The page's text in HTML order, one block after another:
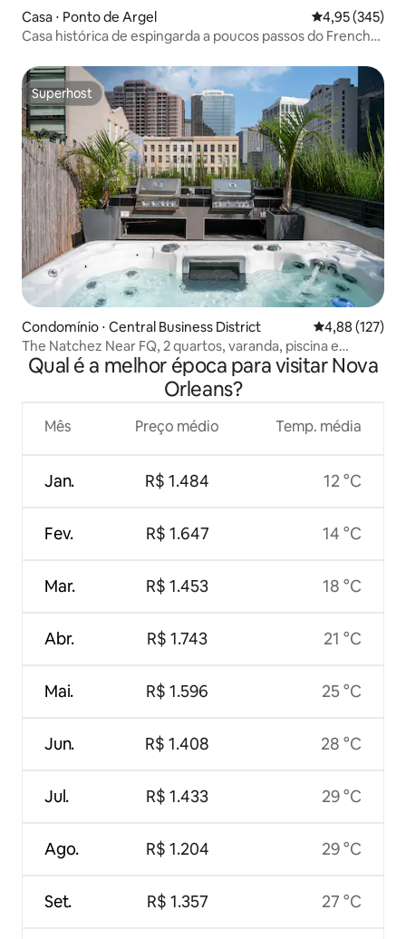
Casa ⋅ Ponto de Argel 4,95 de uma
4,95 (345)
Casa histórica de espingarda a poucos passos do French
Superhost
Superhost
Condomínio ⋅ Central Business District 4,88 de uma
4,88 (127)
The Natchez Near FQ, 2 quartos, varanda, piscina e
banheira de hidromassagem
Qual é a melhor época para visitar Nova
Orleans?
Mês
Jan.
Fev.
Mar.
Abr.
Mai.
Jun.
Jul.
Ago.
Set.
Preço médio
R$ 1.484
R$ 1.647
R$ 1.453
R$ 1.743
R$ 1.596
R$ 1.408
R$ 1.433
R$ 1.204
R$ 1.357
Temp. média
12 °C
14 °C
18 °C
21 °C
25 °C
28 °C
29 °C
29 °C
27 °C